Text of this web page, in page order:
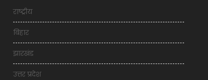
राष्ट्रीय
बिहार
झारखंड
उत्तर प्रदेश